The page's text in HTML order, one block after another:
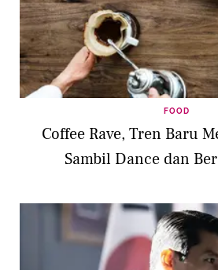
FOOD
Coffee Rave, Tren Baru
Sambil Dance dan